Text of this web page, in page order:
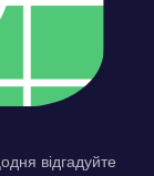
відгадуйте